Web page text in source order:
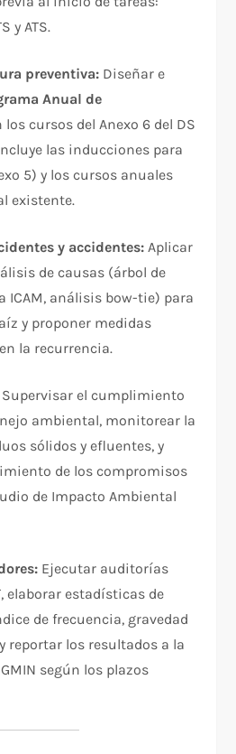
y ATS.
preventiva: Diseñar e
Anual de
los cursos del Anexo 6 del DS
las inducciones para
5) y los cursos anuales
existente.
y accidentes: Aplicar
de causas (árbol de
ICAM, análisis bow-tie) para
y proponer medidas
la recurrencia.
Supervisar el cumplimiento
ambiental, monitorear la
sólidos y efluentes, y
de los compromisos
de Impacto Ambiental
Ejecutar auditorías
elaborar estadísticas de
de frecuencia, gravedad
reportar los resultados a la
según los plazos